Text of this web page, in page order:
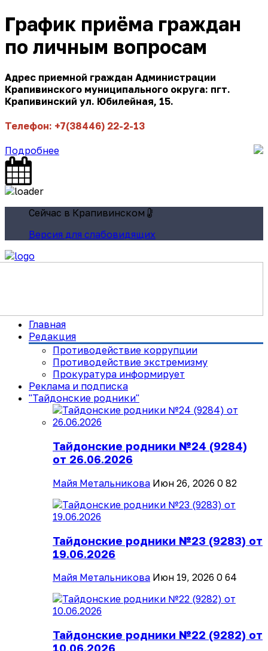
График приёма граждан
по личным вопросам
Адрес приемной граждан Администрации
Крапивинского муниципального округа: пгт.
Крапивинский ул. Юбилейная, 15.
Телефон: +7(38446) 22-2-13
Подробнее
Сейчас в Крапивинском
Версия для слабовидящих
Главная
Редакция
Противодействие коррупции
Противодействие экстремизму
Прокуратура информирует
Реклама и подписка
"Тайдонские родники"
Тайдонские родники №24 (9284)
от 26.06.2026
Майя Метальникова Июн 26, 2026 0 82
Тайдонские родники №23 (9283) от
19.06.2026
Майя Метальникова Июн 19, 2026 0 64
Тайдонские родники №22 (9282) от
10.06.2026